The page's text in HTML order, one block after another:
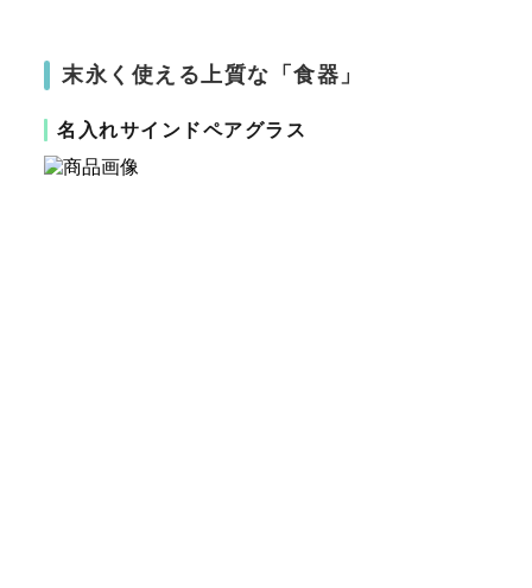
末永く使える上質な「食器」
名入れサインドペアグラス